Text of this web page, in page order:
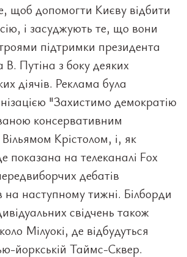
щоб допомогти Києву відбити
і засуджують те, що вони
підтримки президента
В. Путіна з боку деяких
діячів. Реклама була
"Захистимо демократію
консервативним
Крістолом, і, як
показана на телеканалі Fox
дебатів
на наступному тижні. Білборди
свідчень також
Мілуокі, де відбудуться
йоркській Таймс-Сквер.